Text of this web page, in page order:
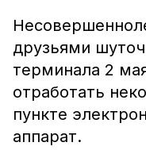
друзьями
терминала 2
отработать
пункте
аппарат.